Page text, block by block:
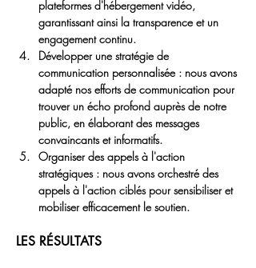
plateformes d'hébergement vidéo,
garantissant ainsi la transparence et un
engagement continu.
Développer une stratégie de
communication personnalisée : nous avons
adapté nos efforts de communication pour
trouver un écho profond auprès de notre
public, en élaborant des messages
convaincants et informatifs.
Organiser des appels à l'action
stratégiques : nous avons orchestré des
appels à l'action ciblés pour sensibiliser et
mobiliser efficacement le soutien.
LES RÉSULTATS